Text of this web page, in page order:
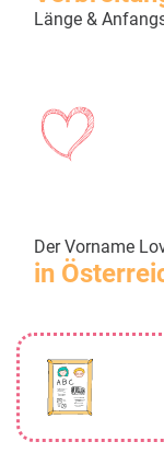
Länge &
Der Vorname
in